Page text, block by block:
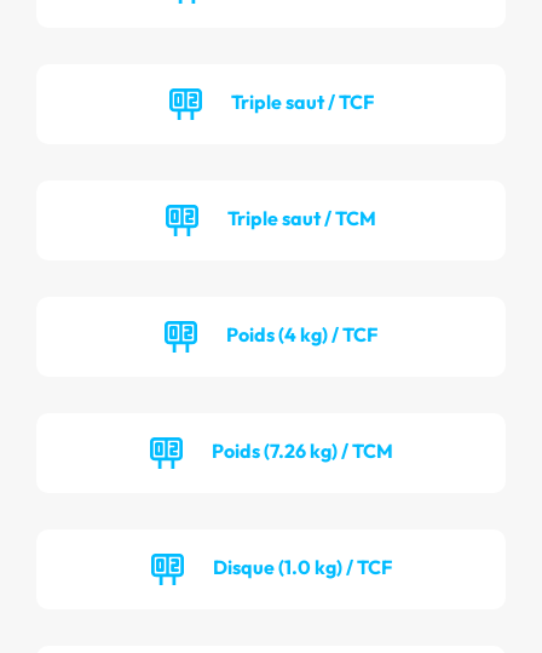
Triple saut / TCF
Triple saut / TCM
Poids (4 kg) / TCF
Poids (7.26 kg) / TCM
Disque (1.0 kg) / TCF